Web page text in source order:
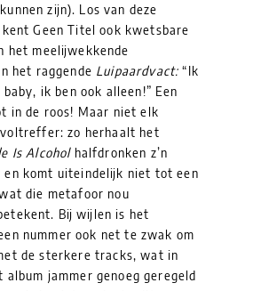
zijn). Los van deze
Geen Titel ook kwetsbare
het meelijwekkende
het raggende Luipaardvact: “Ik
ik ben ook alleen!” Een
in de roos! Maar niet elk
voltreffer: zo herhaalt het
Is Alcoholhalfdronken z’n
en komt uiteindelijk niet tot een
die metafoor nou
Bij wijlen is het
nummer ook net te zwak om
de sterkere tracks, wat in
album jammer genoeg geregeld